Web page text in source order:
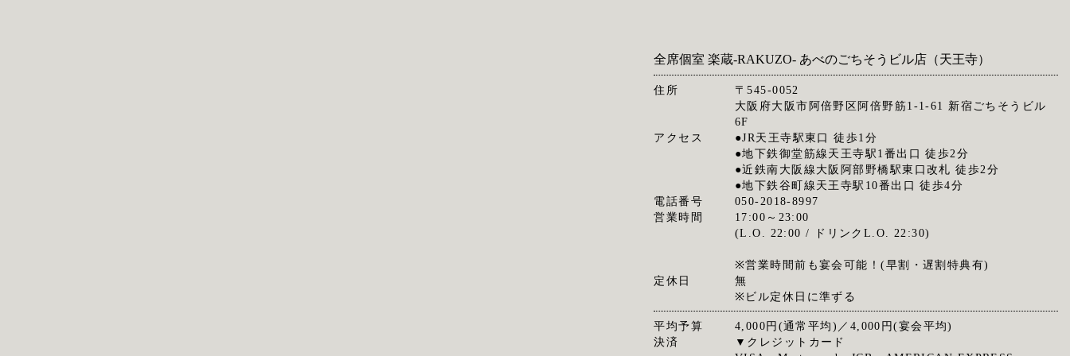
全席個室 楽蔵‐RAKUZO‐ あべのごちそうビル店（天王寺）
住所
〒545-0052
大阪府大阪市阿倍野区阿倍野筋1-1-61 新宿ごちそうビル
6F
アクセス
●JR天王寺駅東口 徒歩1分
●地下鉄御堂筋線天王寺駅1番出口 徒歩2分
●近鉄南大阪線大阪阿部野橋駅東口改札 徒歩2分
●地下鉄谷町線天王寺駅10番出口 徒歩4分
電話番号
050-2018-8997
営業時間
17:00～23:00
(L.O. 22:00 / ドリンクL.O. 22:30)
※営業時間前も宴会可能！(早割・遅割特典有)
定休日
無
※ビル定休日に準ずる
平均予算
4,000円(通常平均)／4,000円(宴会平均)
決済
▼クレジットカード